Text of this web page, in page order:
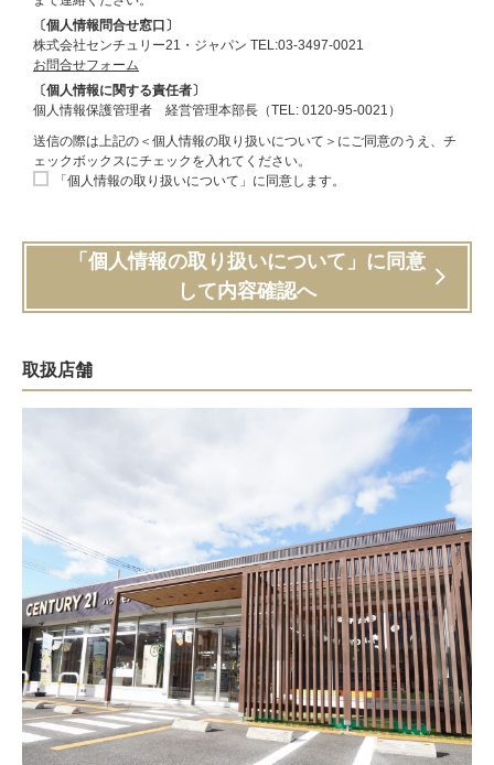
〔個人情報問合せ窓口〕
株式会社センチュリー21・ジャパン TEL:03-3497-0021
お問合せフォーム
〔個人情報に関する責任者〕
個人情報保護管理者 経営管理本部長（TEL: 0120-95-0021）
送信の際は上記の＜個人情報の取り扱いについて＞にご同意のうえ、チ
ェックボックスにチェックを入れてください。
「個人情報の取り扱いについて」に同意します。
「個人情報の取り扱いについて」に同意
して内容確認へ
取扱店舗